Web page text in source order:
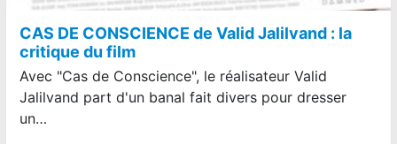
CAS DE CONSCIENCE de Valid Jalilvand : la
critique du film
Avec "Cas de Conscience", le réalisateur Valid
Jalilvand part d'un banal fait divers pour dresser
un…